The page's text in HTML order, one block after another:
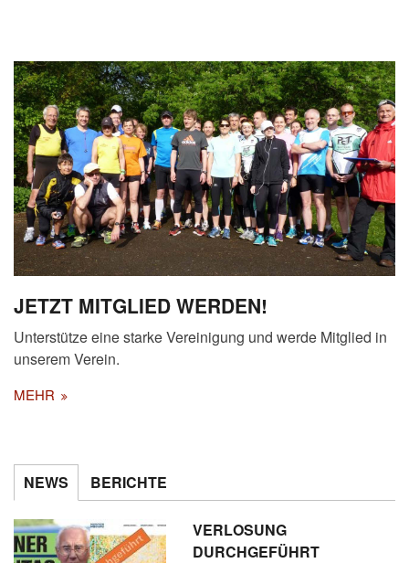
JETZT MITGLIED WERDEN!
Unterstütze eine starke Vereinigung und werde Mitglied in
unserem Verein.
MEHR
NEWS BERICHTE
VERLOSUNG
DURCHGEFÜHRT